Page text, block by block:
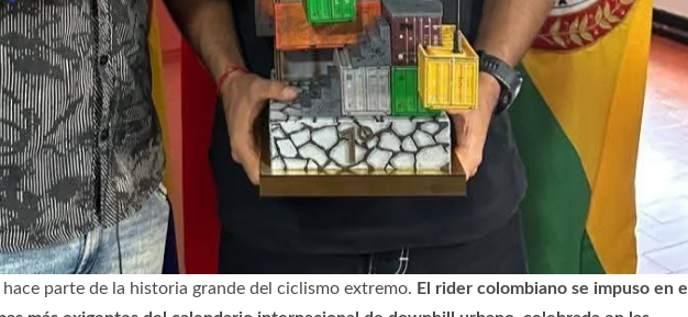
parte de la historia grande del ciclismo extremo. El rider colombiano se impuso en el